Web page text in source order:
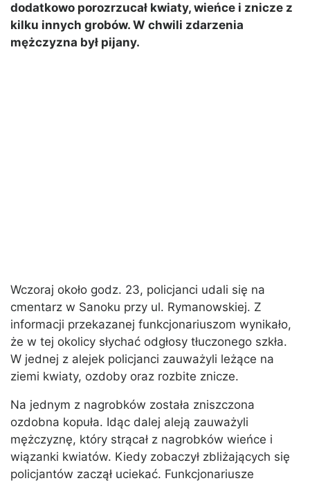
dodatkowo porozrzucał kwiaty, wieńce i znicze z
kilku innych grobów. W chwili zdarzenia
mężczyzna był pijany.
Wczoraj około godz. 23, policjanci udali się na
cmentarz w Sanoku przy ul. Rymanowskiej. Z
informacji przekazanej funkcjonariuszom wynikało,
że w tej okolicy słychać odgłosy tłuczonego szkła.
W jednej z alejek policjanci zauważyli leżące na
ziemi kwiaty, ozdoby oraz rozbite znicze.
Na jednym z nagrobków została zniszczona
ozdobna kopuła. Idąc dalej aleją zauważyli
mężczyznę, który strącał z nagrobków wieńce i
wiązanki kwiatów. Kiedy zobaczył zbliżających się
policjantów zaczął uciekać. Funkcjonariusze